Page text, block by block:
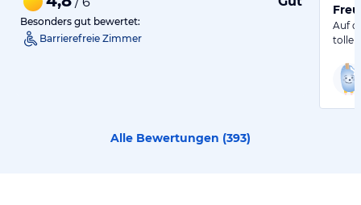
Besonders gut bewertet:
Barrierefreie Zimmer
Auf
tolle
Alle Bewertungen (393)